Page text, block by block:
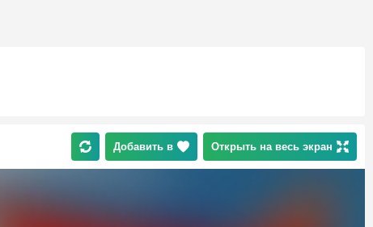
Добавить в Открыть на весь экран